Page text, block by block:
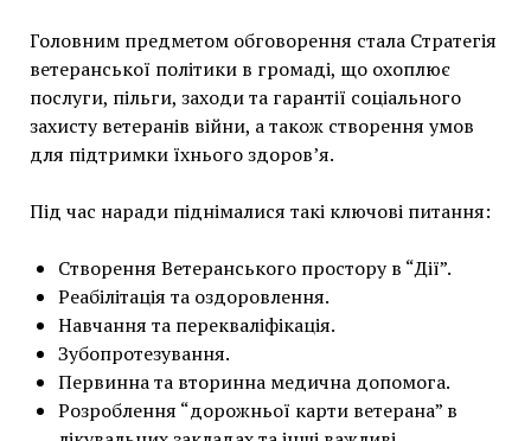
Головним предметом обговорення стала Стратегія
ветеранської політики в громаді, що охоплює
послуги, пільги, заходи та гарантії соціального
захисту ветеранів війни, а також створення умов
для підтримки їхнього здоров’я.
Під час наради піднімалися такі ключові питання:
Створення Ветеранського простору в “Дії”.
Реабілітація та оздоровлення.
Навчання та перекваліфікація.
Зубопротезування.
Первинна та вторинна медична допомога.
Розроблення “дорожньої карти ветерана” в